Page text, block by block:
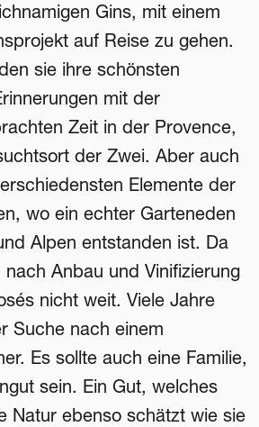
Gins, mit einem
auf Reise zu gehen.
sie ihre schönsten
mit der
Zeit in der Provence,
der Zwei. Aber auch
Elemente der
wo ein echter Garteneden
Alpen entstanden ist. Da
Anbau und Vinifizierung
nicht weit. Viele Jahre
Suche nach einem
Es sollte auch eine Familie,
sein. Ein Gut, welches
Natur ebenso schätzt wie sie